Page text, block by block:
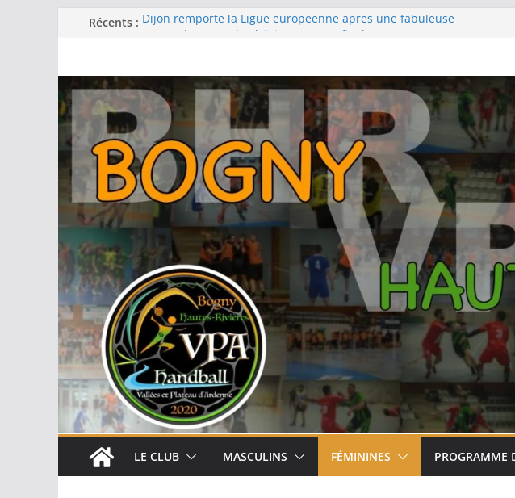
Récents : Dijon remporte la Ligue européenne après une fabuleuse
Barcelone décroche sa 13e Ligue des champions au terme
d’une finale maîtrisée face au Füchse Berlin
Metz remporte la Ligue des champions pour la première
fois après un exploit contre le tenant du titre Györ
Filière féminine : les -18 championnes, les SF1 sur le
podium, -15 et -13 quatrièmes
LE CLUB MASCULINS FÉMININES PROGRAMME